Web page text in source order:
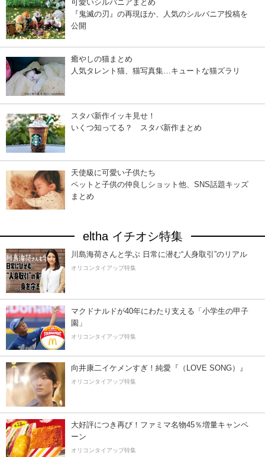
可愛いシルバニアまとめ
『鬼滅の刃』の再現ほか、人気のシルバニア投稿を
公開
癒やしの猫まとめ
人気タレント猫、猫写真集…キュートな猫ズラリ
スタバ新作イッキ見せ！
いくつ知ってる？ スタバ新作まとめ
天使級に可愛い子供たち
ペットと子供の仲良しショット他、SNS話題キッズ
まとめ
eltha イチオシ特集
川島海荷さんと学ぶ 日常に潜む“人身取引”のリアル
オリコンタイアップ特集
マクドナルドが40年にわたり支える「小学生の甲子
園」
オリコンタイアップ特集
向井康二イケメンすぎ！純愛『（LOVE SONG）』
オリコンタイアップ特集
大好評につき再び！ファミマ名物45％増量キャンペ
ーン
オリコンタイアップ特集